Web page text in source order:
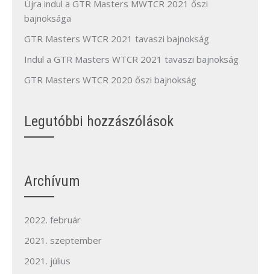
Újra indul a GTR Masters MWTCR 2021 őszi
bajnoksága
GTR Masters WTCR 2021 tavaszi bajnokság
Indul a GTR Masters WTCR 2021 tavaszi bajnokság
GTR Masters WTCR 2020 őszi bajnokság
Legutóbbi hozzászólások
Archívum
2022. február
2021. szeptember
2021. július